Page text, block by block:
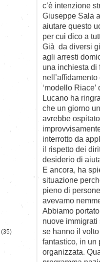
c’è intenzione
Giuseppe Sala
aiutare questo
per cui dico a
Già da diversi
agli arresti
una inchiesta di
‘modello
Lucano ha
che un giorno
avrebbe
interrotto da
il rispetto dei
desiderio di
E ancora, ha
situazione
pieno di
avevamo
Abbiamo
nuove
se hanno il
fantastico, in
organizzata.
(35)